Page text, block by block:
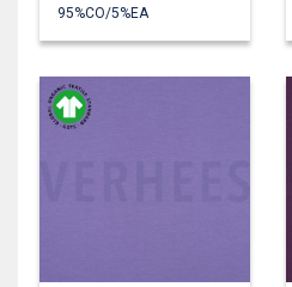
95%CO/5%EA